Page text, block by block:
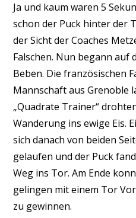
Ja und kaum waren 5
schon der Puck hinter der
der Sicht der Coaches
Falschen. Nun begann auf
Beben. Die französischen
Mannschaft aus Grenoble
„Quadrate Trainer“
Wanderung ins ewige Eis.
sich danach von beiden
gelaufen und der Puck
Weg ins Tor. Am Ende
gelingen mit einem Tor
zu gewinnen.